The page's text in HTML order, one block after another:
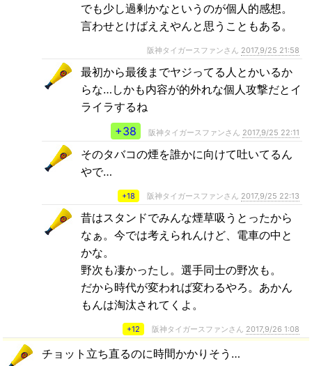
でも少し過剰かなというのが個人的感想。
言わせとけばええやんと思うこともある。
阪神タイガースファンさん 2017,9/25 21:58
最初から最後までヤジってる人とかいるか
らな…しかも内容が的外れな個人攻撃だとイ
ライラするね
+38
阪神タイガースファンさん 2017,9/25 22:11
そのタバコの煙を誰かに向けて吐いてるん
やで…
+18 阪神タイガースファンさん 2017,9/25 22:13
昔はスタンドでみんな煙草吸うとったから
なぁ。今では考えられんけど、電車の中と
かな。
野次も凄かったし。選手同士の野次も。
だから時代が変われば変わるやろ。あかん
もんは淘汰されてくよ。
+12 阪神タイガースファンさん 2017,9/26 1:08
チョット立ち直るのに時間かかりそう…